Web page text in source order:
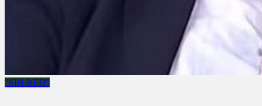
"SIN RED"